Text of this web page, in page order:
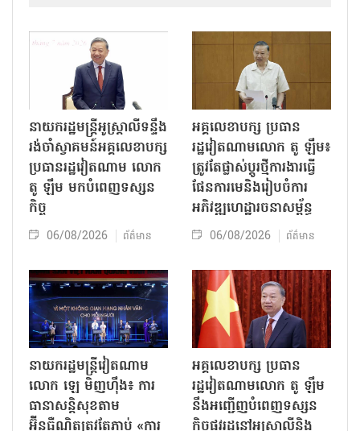
នាយករដ្ឋមន្ត្រីអូស្ត្រាលីទន្ទឹង
រង់ចាំស្វាគមន៍អគ្គលេខាបក្ស
ប្រធានរដ្ឋវៀតណាម លោក
តូ ឡឹម មកបំពេញទស្សន
កិច្ច
06/08/2026 ព័ត៌មាន
អគ្គលេខាបក្ស ប្រធាន
រដ្ឋវៀតណាមលោក តូ ឡឹម៖
ត្រូវតែផ្លាស់ប្ដូរថ្មីការងារធ្វើ
ផែនការមេនិងរៀបចំការ
អភិវឌ្ឍហេដ្ឋារចនាសម្ព័ន្ធ
06/08/2026 ព័ត៌មាន
នាយករដ្ឋមន្ត្រីវៀតណាម
លោក ឡេ មិញហ៊ឹង៖ ការ
ធានាសន្តិសុខតាម
អ៊ីនធឺណិតត្រូវតែភ្ជាប់ «ការ
អគ្គលេខាបក្ស ប្រធាន
រដ្ឋវៀតណាមលោក តូ ឡឹម
នឹងអញ្ជើញបំពេញទស្សន
កិច្ចផ្លូវរដ្ឋនៅអូស្ត្រាលីនិង